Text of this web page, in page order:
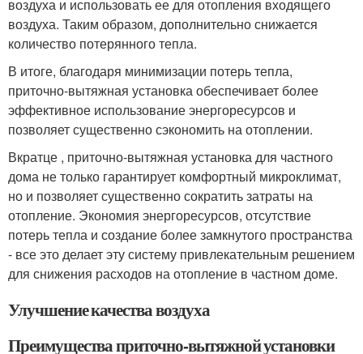
воздуха и использовать ее для отопления входящего
воздуха. Таким образом, дополнительно снижается
количество потерянного тепла.
В итоге, благодаря минимизации потерь тепла,
приточно-вытяжная установка обеспечивает более
эффективное использование энергоресурсов и
позволяет существенно сэкономить на отоплении.
Вкратце , приточно-вытяжная установка для частного
дома не только гарантирует комфортный микроклимат,
но и позволяет существенно сократить затраты на
отопление. Экономия энергоресурсов, отсутствие
потерь тепла и создание более замкнутого пространства
- все это делает эту систему привлекательным решением
для снижения расходов на отопление в частном доме.
Улучшение качества воздуха
Преимущества приточно-вытяжной установки